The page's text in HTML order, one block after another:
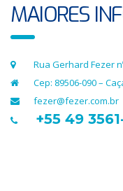
MAIORES
Rua Gerhard Fezer
Cep: 89506-090 –
fezer@fezer.com.br
+55 49